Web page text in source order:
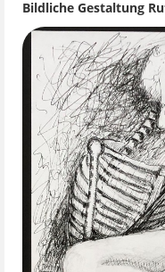
Bildliche Gestaltung